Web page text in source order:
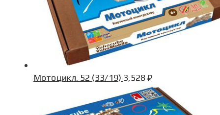
Мотоцикл. 52 (33/19) 3,528 ₽